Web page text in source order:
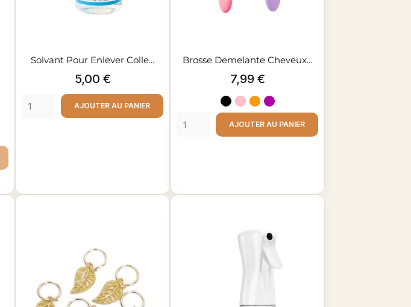
Solvant Pour Enlever Colle...
Prix
5,00 €
AJOUTER AU PANIER
Brosse Demelante Cheveux...
Prix
7,99 €
NoirRose
clair
OrangeViolet
AJOUTER AU PANIER